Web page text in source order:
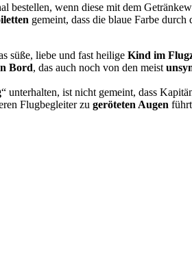
bestellen, wenn diese mit dem
gemeint, dass die blaue Farbe durch
süße, liebe und fast heilige Kind im
Bord, das auch noch von den meist
“ unterhalten, ist nicht gemeint, dass
Flugbegleiter zu geröteten Augen